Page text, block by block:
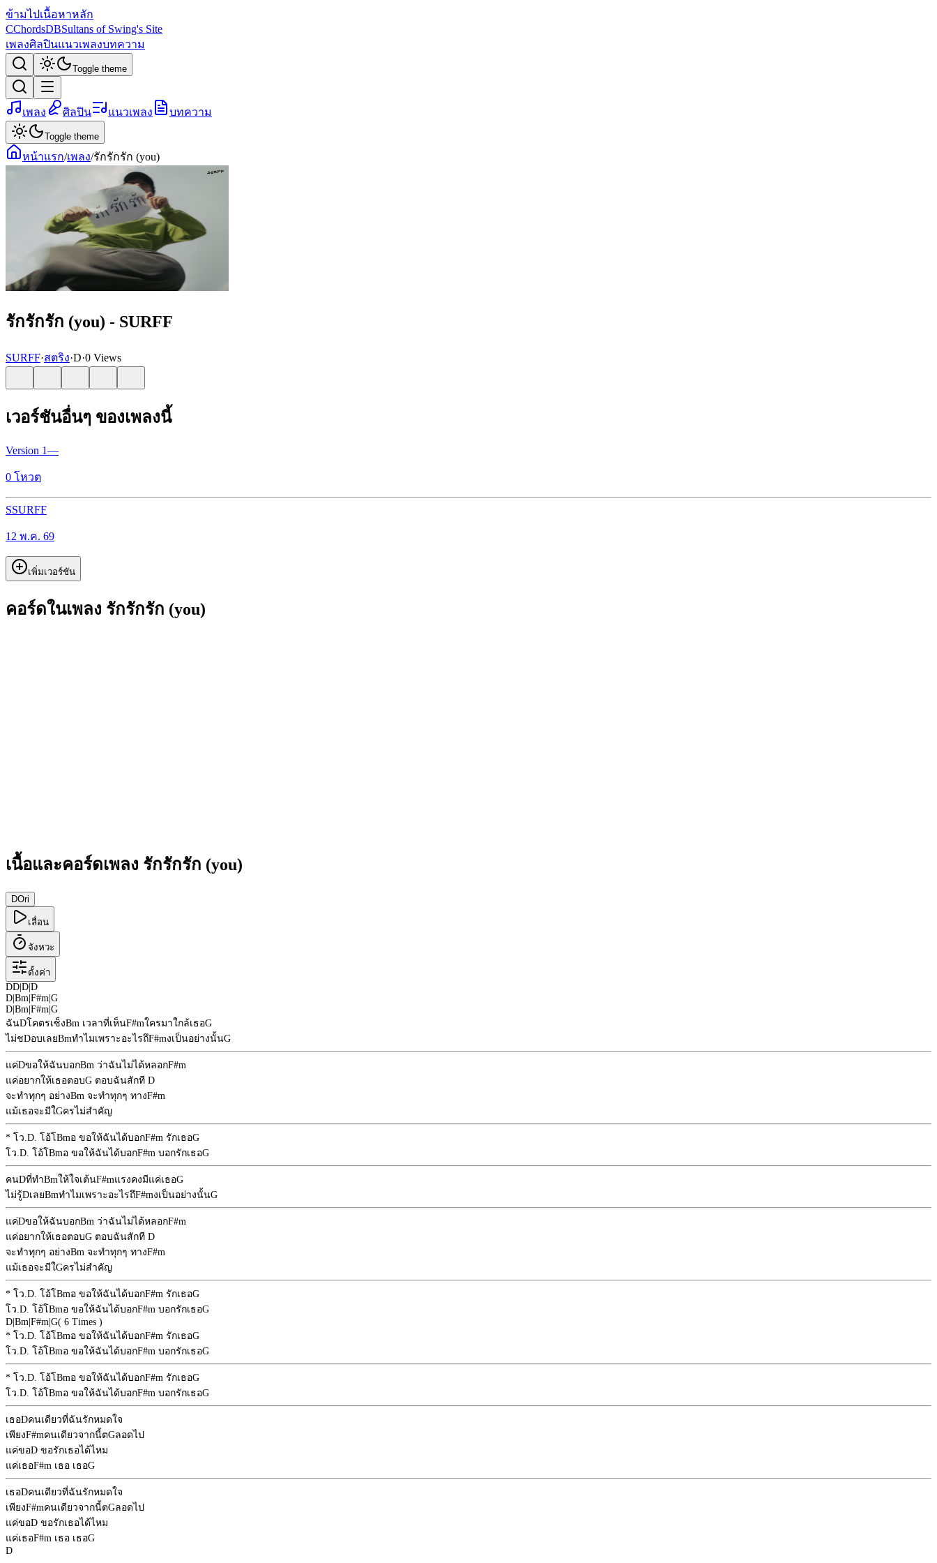
ข้ามไปเนื้อหาหลัก
CChordsDBSultans of Swing's Site
เพลงศิลปินแนวเพลงบทความ
Toggle theme
เพลง ศิลปิน แนวเพลง บทความ
Toggle theme
หน้าแรก/เพลง/รักรักรัก (you)
รักรักรัก (you) - SURFF
SURFF·สตริง·D·0 Views
เวอร์ชันอื่นๆ ของเพลงนี้
Version 1—
0 โหวต
SSURFF
12 พ.ค. 69
เพิ่มเวอร์ชัน
คอร์ดในเพลง รักรักรัก (you)
เนื้อและคอร์ดเพลง รักรักรัก (you)
DOri
เลื่อน
จังหวะ
ตั้งค่า
DD D D
D Bm F#m G
D Bm F#m G
ฉันDโคตรเซ็งBm เวลาที่เห็นF#mใครมาใกล้เธอG
ไม่ชDอบเลยBmทำไมเพราะอะไรถึF#mงเป็นอย่างนั้นG
แค่Dขอให้ฉันบอกBm ว่าฉันไม่ได้หลอกF#m
แค่อยากให้เธอตอบG ตอบฉันสักที D
จะทำทุกๆ อย่างBm จะทำทุกๆ ทางF#m
แม้เธอจะมีใGครไม่สำคัญ
* โว.D. โอ้โBmอ ขอให้ฉันได้บอกF#m รักเธอG
โว.D. โอ้โBmอ ขอให้ฉันได้บอกF#m บอกรักเธอG
คนDที่ทำBmให้ใจเต้นF#mแรงคงมีแค่เธอG
ไม่รู้DเลยBmทำไมเพราะอะไรถึF#mงเป็นอย่างนั้นG
แค่Dขอให้ฉันบอกBm ว่าฉันไม่ได้หลอกF#m
แค่อยากให้เธอตอบG ตอบฉันสักที D
จะทำทุกๆ อย่างBm จะทำทุกๆ ทางF#m
แม้เธอจะมีใGครไม่สำคัญ
* โว.D. โอ้โBmอ ขอให้ฉันได้บอกF#m รักเธอG
โว.D. โอ้โBmอ ขอให้ฉันได้บอกF#m บอกรักเธอG
D Bm F#m G( 6 Times )
* โว.D. โอ้โBmอ ขอให้ฉันได้บอกF#m รักเธอG
โว.D. โอ้โBmอ ขอให้ฉันได้บอกF#m บอกรักเธอG
* โว.D. โอ้โBmอ ขอให้ฉันได้บอกF#m รักเธอG
โว.D. โอ้โBmอ ขอให้ฉันได้บอกF#m บอกรักเธอG
เธอDคนเดียวที่ฉันรักหมดใจ
เพียงF#mคนเดียวจากนี้ตGลอดไป
แค่ขอD ขอรักเธอได้ไหม
แค่เธอF#m เธอ เธอG
เธอDคนเดียวที่ฉันรักหมดใจ
เพียงF#mคนเดียวจากนี้ตGลอดไป
แค่ขอD ขอรักเธอได้ไหม
แค่เธอF#m เธอ เธอG
D